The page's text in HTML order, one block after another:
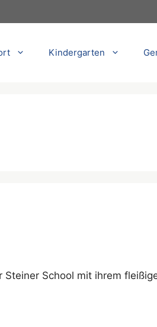
Kindergarten
School mit ihrem